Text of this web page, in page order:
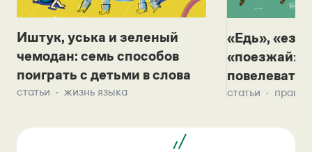
Иштук, уська и зеленый
чемодан: семь способов
поиграть с детьми в слова
статьи жизнь языка
«Едь»,
«поезжай»?
повелевать
статьи